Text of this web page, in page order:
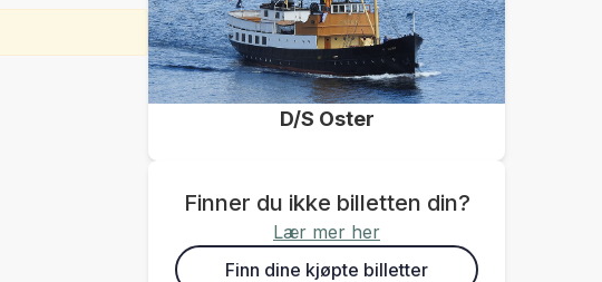
D/S Oster
Finner du ikke billetten din?
Lær mer her
Finn dine kjøpte billetter